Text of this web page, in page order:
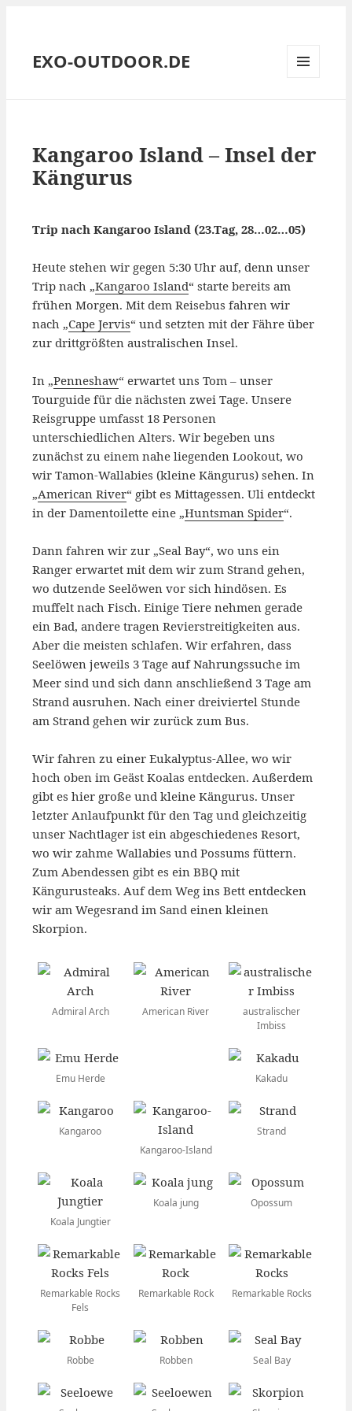
EXO-OUTDOOR.DE
Kangaroo Island – Insel der
Kängurus
Trip nach Kangaroo Island (23.Tag, 28…02…05)
Heute stehen wir gegen 5:30 Uhr auf, denn unser
Trip nach „Kangaroo Island“ starte bereits am
frühen Morgen. Mit dem Reisebus fahren wir
nach „Cape Jervis“ und setzten mit der Fähre über
zur drittgrößten australischen Insel.
In „Penneshaw“ erwartet uns Tom – unser
Tourguide für die nächsten zwei Tage. Unsere
Reisgruppe umfasst 18 Personen
unterschiedlichen Alters. Wir begeben uns
zunächst zu einem nahe liegenden Lookout, wo
wir Tamon-Wallabies (kleine Kängurus) sehen. In
„American River“ gibt es Mittagessen. Uli entdeckt
in der Damentoilette eine „Huntsman Spider“.
Dann fahren wir zur „Seal Bay“, wo uns ein
Ranger erwartet mit dem wir zum Strand gehen,
wo dutzende Seelöwen vor sich hindösen. Es
muffelt nach Fisch. Einige Tiere nehmen gerade
ein Bad, andere tragen Revierstreitigkeiten aus.
Aber die meisten schlafen. Wir erfahren, dass
Seelöwen jeweils 3 Tage auf Nahrungssuche im
Meer sind und sich dann anschließend 3 Tage am
Strand ausruhen. Nach einer dreiviertel Stunde
am Strand gehen wir zurück zum Bus.
Wir fahren zu einer Eukalyptus-Allee, wo wir
hoch oben im Geäst Koalas entdecken. Außerdem
gibt es hier große und kleine Kängurus. Unser
letzter Anlaufpunkt für den Tag und gleichzeitig
unser Nachtlager ist ein abgeschiedenes Resort,
wo wir zahme Wallabies und Possums füttern.
Zum Abendessen gibt es ein BBQ mit
Kängurusteaks. Auf dem Weg ins Bett entdecken
wir am Wegesrand im Sand einen kleinen
Skorpion.
Admiral Arch American River
australischer
Imbiss
Emu Herde Kakadu
Kangaroo
Kangaroo-Island
Strand
Koala Jungtier
Koala jung Opossum
Remarkable Rocks
Fels
Remarkable Rock Remarkable Rocks
Robbe Robben Seal Bay